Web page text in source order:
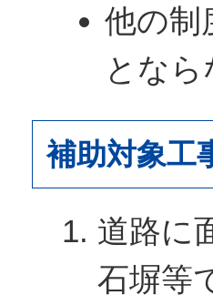
他の制
とな
補助対象工
道路に
石塀等